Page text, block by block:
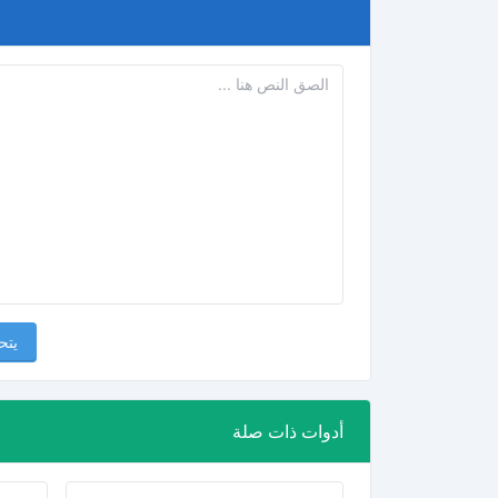
أدوات ذات صلة